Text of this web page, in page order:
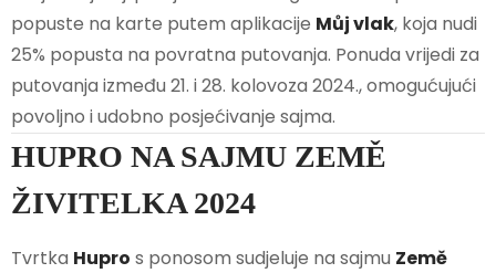
popuste na karte putem aplikacije Můj vlak, koja nudi
25% popusta na povratna putovanja. Ponuda vrijedi za
putovanja između 21. i 28. kolovoza 2024., omogućujući
povoljno i udobno posjećivanje sajma.
HUPRO NA SAJMU ZEMĚ
ŽIVITELKA 2024
Tvrtka Hupro s ponosom sudjeluje na sajmu Země